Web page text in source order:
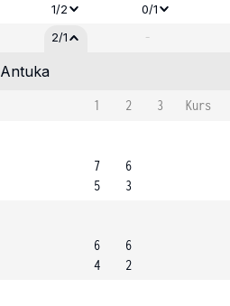
1/2
0/1
2/1 -
Antuka
1 2 3
Kurs
7
5
6
3
6
4
6
2